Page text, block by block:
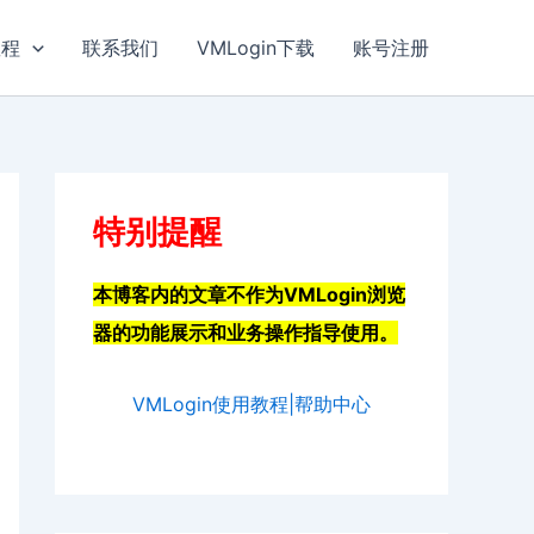
联系我们 VMLogin下载 账号注册
特别提醒
本博客内的文章不作为VMLogin浏览
器的功能展示和业务操作指导使用。
VMLogin使用教程|帮助中心